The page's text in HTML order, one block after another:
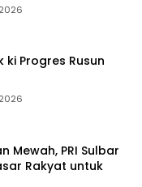
Progres Rusun
Mewah, PRI Sulbar
Rakyat untuk